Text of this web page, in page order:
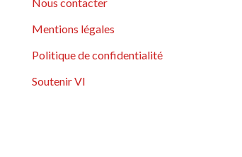
Mentions légales
Politique de confidentialité
Soutenir VI